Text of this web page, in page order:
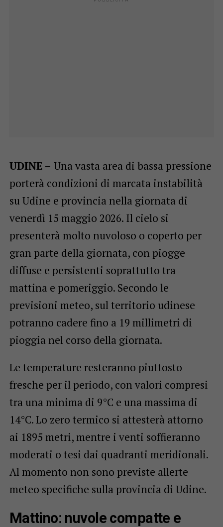
UDINE – Una vasta area di bassa pressione
porterà condizioni di marcata instabilità
su Udine e provincia nella giornata di
venerdì 15 maggio 2026. Il cielo si
presenterà molto nuvoloso o coperto per
gran parte della giornata, con piogge
diffuse e persistenti soprattutto tra
mattina e pomeriggio. Secondo le
previsioni meteo, sul territorio udinese
potranno cadere fino a 19 millimetri di
pioggia nel corso della giornata.
Le temperature resteranno piuttosto
fresche per il periodo, con valori compresi
tra una minima di 9°C e una massima di
14°C. Lo zero termico si attesterà attorno
ai 1895 metri, mentre i venti soffieranno
moderati o tesi dai quadranti meridionali.
Al momento non sono previste allerte
meteo specifiche sulla provincia di Udine.
Mattino: nuvole compatte e